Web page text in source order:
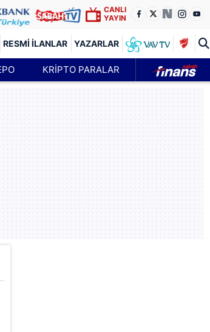
CANLI
YAYIN
RESMI İLANLAR YAZARLAR
KRİPTO PARALAR